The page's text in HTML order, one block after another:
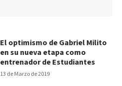
13 de Marzo de 2019
El optimismo de Gabriel Milito
en su nueva etapa como
entrenador de Estudiantes